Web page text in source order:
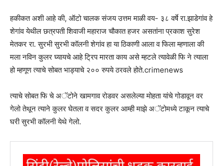
हकीकत अशी आहे की, ऑटो चालक संजय उत्तम माळी वय- ३८ वर्षे रा.झाडेगांव हे
शेगांव येथील छत्रपती शिवाजी महाराज चौकात हजर असतांना प्रकाश सुरेश
मेतकर रा. सुरभी सुरभी कॉलनी शेगांव हा या ठिकाणी आला व फिला म्हणाला की
मला नविन कुलर घ्यायचे आहे ट्रिप मारता काय असे म्हटले त्यावेळी फि ने त्याला
हो म्हणूण त्याचे सोबत भाड्याचे २०० रुपये ठरवले होते.crimenews
त्याचे सोबत फि चे अॅटोने खामगाव रोडवर असलेल्या मोहता यांचे गोडावून वर
गेलो तेथून त्याने कुलर घेतला व सदर कुलर आम्ही माझे अॅटोमध्ये टाकून त्याचे
घरी सुरभी कॉलनी येथे गेलो.